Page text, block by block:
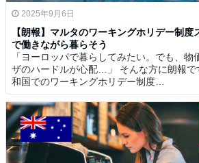
2025年9月6日
【朗報】マルタのワーキングホリデー制
で働きながら暮らそう
「ヨーロッパで暮らしてみたい。でも、
ザのハードルが心配…」 そんな方に朗報で
和国でのワーキングホリデー制度…